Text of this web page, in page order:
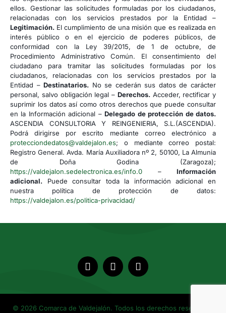
ellos. Gestionar las solicitudes formuladas por los ciudadanos,
relacionadas con los servicios prestados por la Entidad –
Legitimación. El cumplimiento de una misión que es realizada en
interés público o en el ejercicio de poderes públicos, de
conformidad con la Ley 39/2015, de 1 de octubre, de
Procedimiento Administrativo Común. El consentimiento del
ciudadano para tramitar las solicitudes formuladas por los
ciudadanos, relacionadas con los servicios prestados por la
Entidad –Destinatarios. No se cederán sus datos de carácter
personal, salvo obligación legal – Derechos.Acceder, rectificar y
suprimir los datos así como otros derechos que puede consultar
en la Información adicional –Delegado de protección de datos.
ASCENDIA CONSULTORIA Y REINGENIERIA, S.L.(ASCENDIA).
Podrá dirigirse por escrito mediante correo electrónico a
protecciondedatos@valdejalon.es; o mediante correo postal:
Registro General. Avda. María Auxiliadora nº 2, 50100, La Almunia
de Doña Godina (Zaragoza);
https://valdejalon.sedelectronica.es/info.0 – Información
adicional. Puede consultar toda la información adicional en
nuestra política de protección de datos:
https://valdejalon.es/politica-privacidad/
© 2026 Comarca de Valdejalón. Todos los derechos reservados